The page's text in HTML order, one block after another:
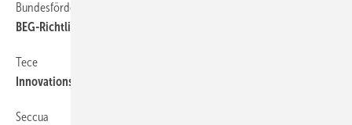
Bundesförderung für effiziente Gebäude
BEG-Richtlinien überarbeitet
Tece
Innovationszentrum eröffnet
Seccua